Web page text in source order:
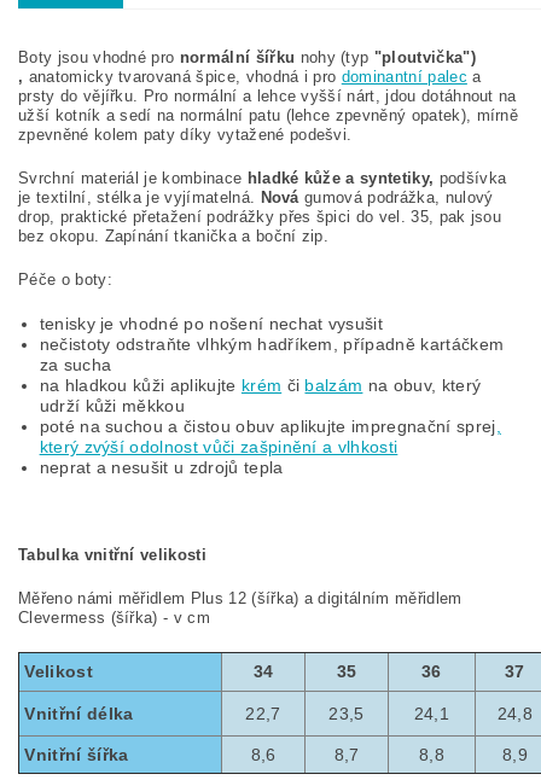
Boty jsou vhodné pro normální šířku nohy (typ "ploutvička")
, anatomicky tvarovaná špice, vhodná i pro dominantní palec a
prsty do vějířku. Pro normální a lehce vyšší nárt, jdou dotáhnout na
užší kotník a sedí na normální patu (lehce zpevněný opatek), mírně
zpevněné kolem paty díky vytažené podešvi.
Svrchní materiál je kombinace hladké kůže a syntetiky, podšívka
je textilní, stélka je vyjímatelná.
Nová gumová podrážka, nulový
drop, praktické přetažení podrážky přes špici do vel. 35, pak jsou
bez okopu. Zapínání tkanička a boční zip.
Péče o boty:
tenisky je vhodné po nošení nechat vysušit
nečistoty odstraňte vlhkým hadříkem, případně kartáčkem
za sucha
na hladkou kůži aplikujte krém či balzám na obuv, který
udrží kůži měkkou
poté na suchou a čistou obuv aplikujte impregnační sprej
který zvýší odolnost vůči zašpinění a vlhkosti
neprat a nesušit u zdrojů tepla
Tabulka vnitřní velikosti
Měřeno námi měřidlem Plus 12 (šířka) a digitálním měřidlem
Clevermess (šířka) - v cm
Velikost 34 35 36 37
Vnitřní délka 22,7 23,5 24,1 24,8
Vnitřní šířka 8,6 8,7 8,8 8,9